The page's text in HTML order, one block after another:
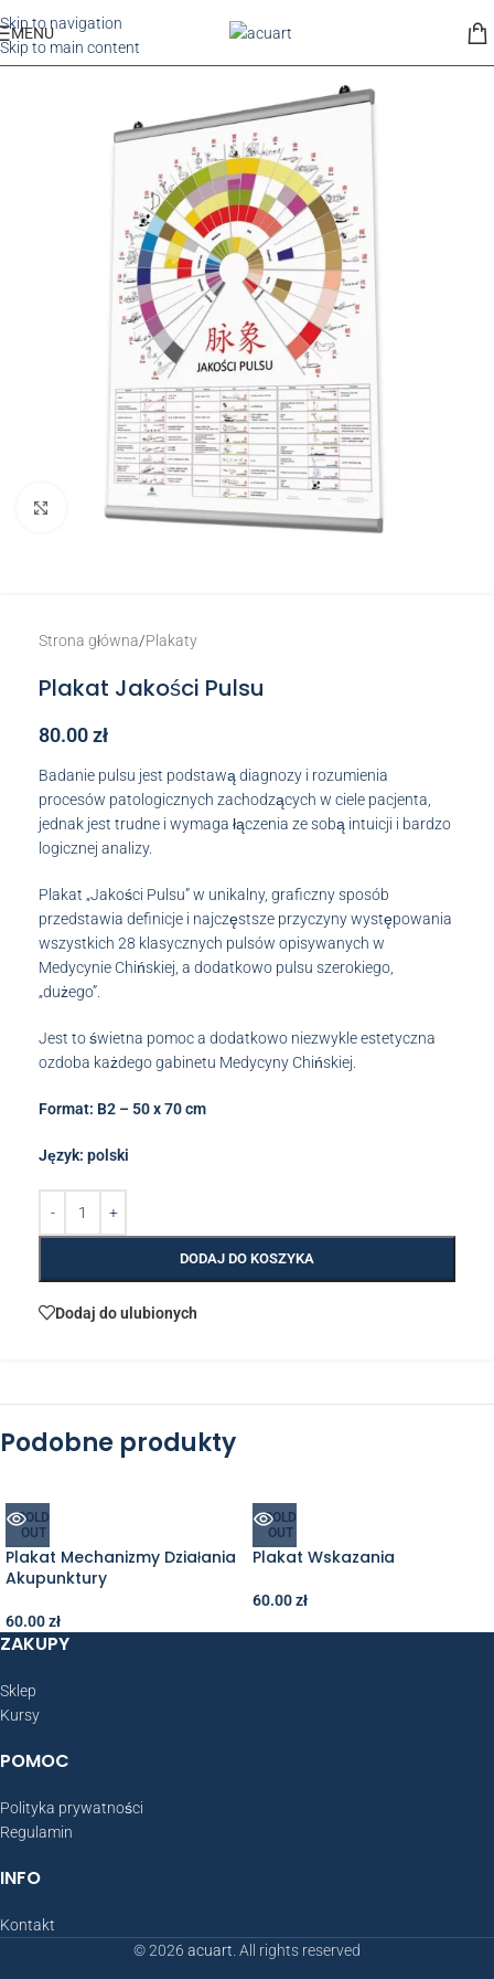
Skip to navigation
Skip to main content
MENU
Click to enlarge
Strona główna/Plakaty
Plakat Jakości Pulsu
80.00zł
Badanie pulsu jest podstawą diagnozy i rozumienia
procesów patologicznych zachodzących w ciele pacjenta,
jednak jest trudne i wymaga łączenia ze sobą intuicji i bardzo
logicznej analizy.
Plakat „Jakości Pulsu” w unikalny, graficzny sposób
przedstawia definicje i najczęstsze przyczyny występowania
wszystkich 28 klasycznych pulsów opisywanych w
Medycynie Chińskiej, a dodatkowo pulsu szerokiego,
„dużego”.
Jest to świetna pomoc a dodatkowo niezwykle estetyczna
ozdoba każdego gabinetu Medycyny Chińskiej.
Format: B2 – 50 x 70 cm
Język: polski
DODAJ DO KOSZYKA
Dodaj do ulubionych
Podobne produkty
SOLD
OUT
Plakat Mechanizmy Działania
Akupunktury
60.00zł
SOLD
OUT
Plakat Wskazania
60.00zł
ZAKUPY
Sklep
Kursy
POMOC
Polityka prywatności
Regulamin
INFO
Kontakt
© 2026 acuart. All rights reserved